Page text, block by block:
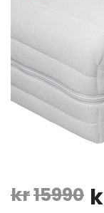
kr15990